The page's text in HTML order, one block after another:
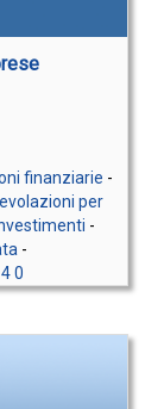
finanziarie -
per
-
-
0